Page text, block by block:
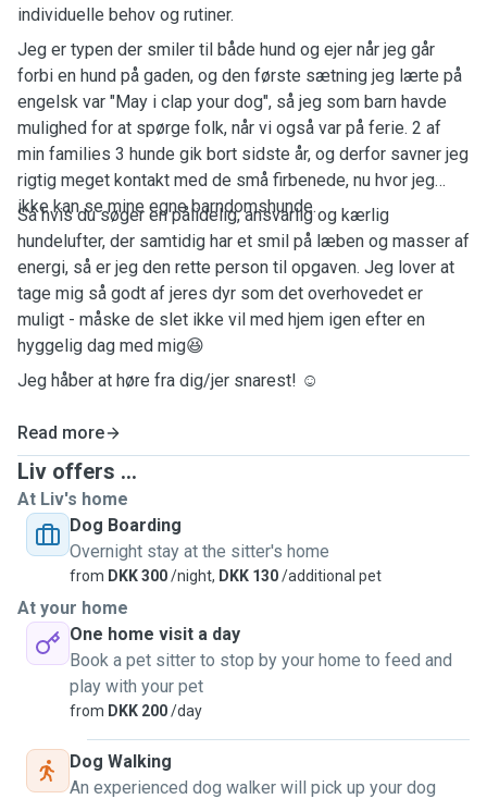
individuelle behov og rutiner.
Jeg er typen der smiler til både hund og ejer når jeg går
forbi en hund på gaden, og den første sætning jeg lærte på
engelsk var "May i clap your dog", så jeg som barn havde
mulighed for at spørge folk, når vi også var på ferie. 2 af
min families 3 hunde gik bort sidste år, og derfor savner jeg
rigtig meget kontakt med de små firbenede, nu hvor jeg
ikke kan se mine egne barndomshunde.
Så hvis du søger en pålidelig, ansvarlig og kærlig
hundelufter, der samtidig har et smil på læben og masser af
energi, så er jeg den rette person til opgaven. Jeg lover at
tage mig så godt af jeres dyr som det overhovedet er
muligt - måske de slet ikke vil med hjem igen efter en
hyggelig dag med mig😆
Jeg håber at høre fra dig/jer snarest! ☺️
Read more
Liv offers ...
At Liv's home
Dog Boarding
Overnight stay at the sitter's home
from DKK 300/night, DKK 130/additional pet
At your home
One home visit a day
Book a pet sitter to stop by your home to feed and
play with your pet
from DKK 200/day
Dog Walking
An experienced dog walker will pick up your dog